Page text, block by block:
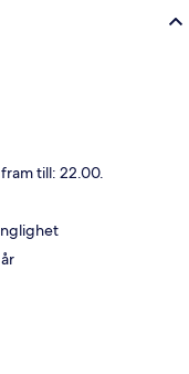
till: 22.00.